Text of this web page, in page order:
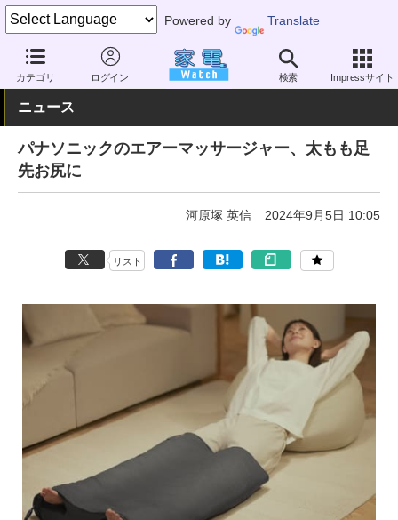
Powered by Translate
カテゴリ ログイン 検索 Impressサイト
家電 Watch ヘルスケア 健康家電 マッサージ機器
ニュース
パナソニックのエアーマッサージャー、太もも足
先お尻に
河原塚 英信 2024年9月5日 10:05
リスト